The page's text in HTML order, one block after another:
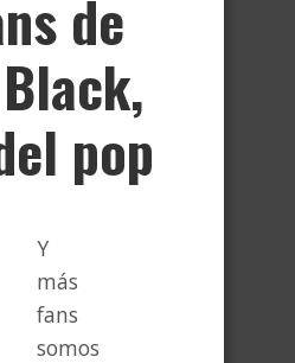
de
pop
Y
más
fans
somos